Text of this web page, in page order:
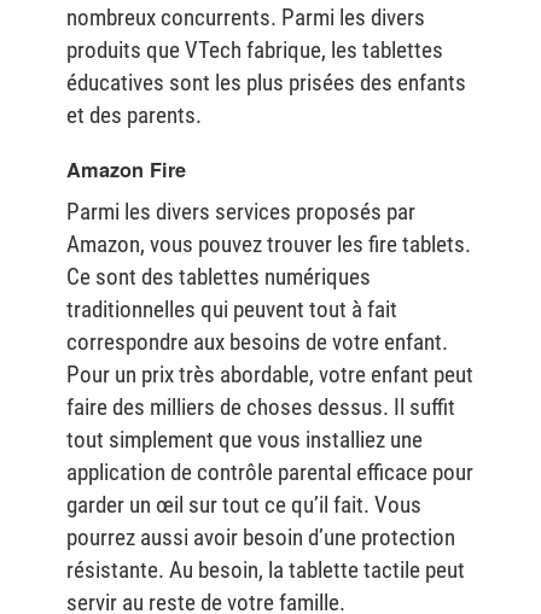
nombreux concurrents. Parmi les divers
produits que VTech fabrique, les tablettes
éducatives sont les plus prisées des enfants
et des parents.
Amazon Fire
Parmi les divers services proposés par
Amazon, vous pouvez trouver les fire tablets.
Ce sont des tablettes numériques
traditionnelles qui peuvent tout à fait
correspondre aux besoins de votre enfant.
Pour un prix très abordable, votre enfant peut
faire des milliers de choses dessus. Il suffit
tout simplement que vous installiez une
application de contrôle parental efficace pour
garder un œil sur tout ce qu’il fait. Vous
pourrez aussi avoir besoin d’une protection
résistante. Au besoin, la tablette tactile peut
servir au reste de votre famille.